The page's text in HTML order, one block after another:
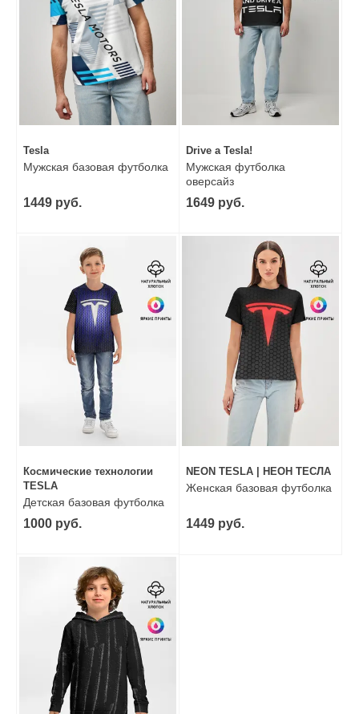
Tesla
Мужская базовая футболка
1449 руб.
Drive a Tesla!
Мужская футболка
оверсайз
1649 руб.
Космические технологии
TESLA
Детская базовая футболка
1000 руб.
NEON TESLA | НЕОН ТЕСЛА
Женская базовая футболка
1449 руб.